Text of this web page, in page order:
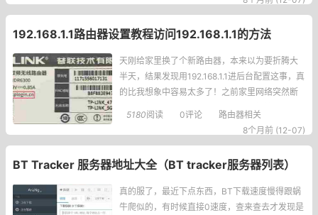
猫更有意思，带CLASSC+标志的就是支持千兆
的，
192.168.1.1路由器设置教程访问192.168.1.1的方法
天刚给家里换了个新路由器，本来以为要折腾大
半天，结果发现用192.168.1.1进后台配置这事，真
的比我想象中容易太多了！之前家里网络突然断
了，重新配的时候还慌慌张张的，生怕输错什么
参数，现在回头看，完全是自己吓自己，今天就
5180阅读 0评论
路由器相关
8个月前 (12-07)
BT Tracker 服务器地址大全（BT tracker服务器列表）
真的服了，最近下点东西，BT下载速度慢得跟蜗
牛爬似的，有时候直接0速度，查来查去才发现是